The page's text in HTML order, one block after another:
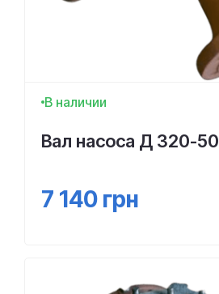
В наличии
Вал насоса Д 320-50
7 140 грн